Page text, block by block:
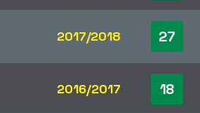
2017/2018 27
2016/2017 18